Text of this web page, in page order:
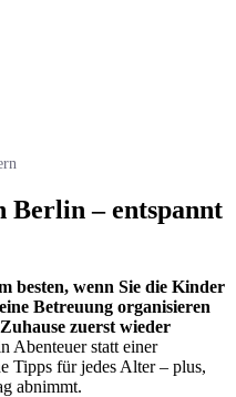
– entspannt
besten, wenn Sie die Kinder
Betreuung organisieren
zuerst wieder
Abenteuer statt einer
Tipps für jedes Alter – plus,
abnimmt.